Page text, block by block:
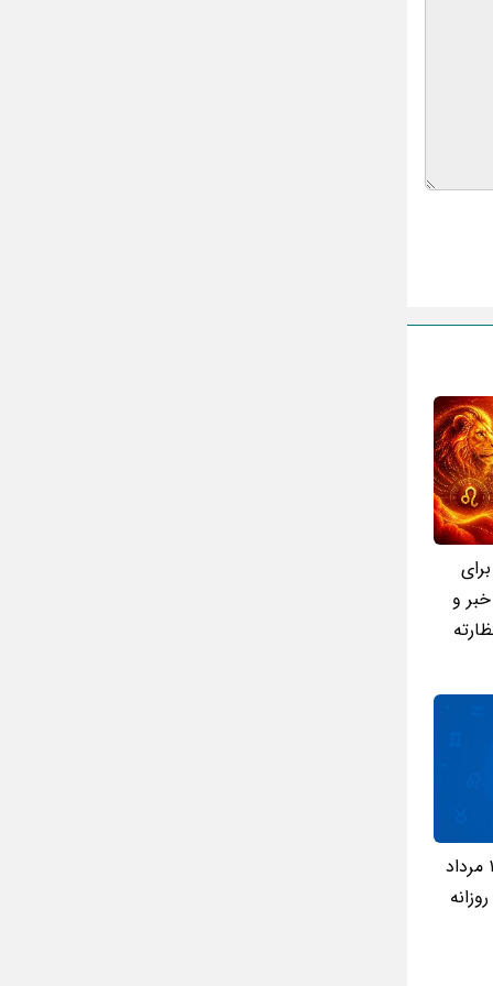
فال ماه مرداد 1405 برای
و
فال روزانه چهارشنبه ۱۴ مرداد
روزانه